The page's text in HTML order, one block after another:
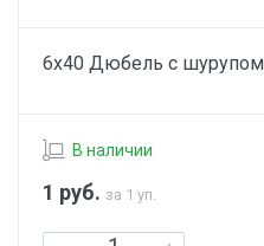
6х40 Дюбель с шурупом
В наличии
1 руб. за 1 уп.